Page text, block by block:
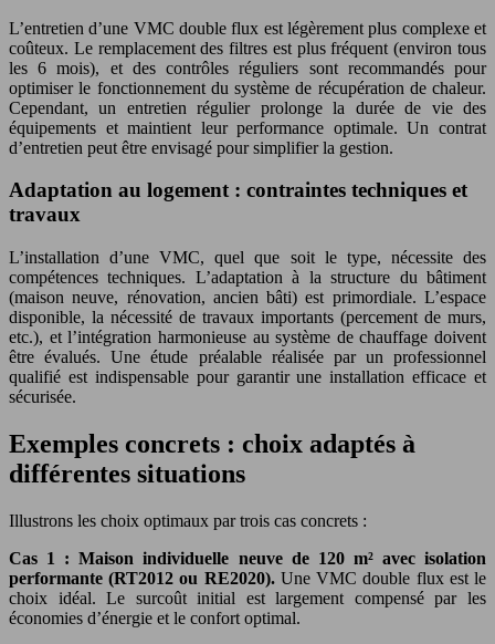
L’entretien d’une VMC double flux est légèrement plus complexe et
coûteux. Le remplacement des filtres est plus fréquent (environ tous
les 6 mois), et des contrôles réguliers sont recommandés pour
optimiser le fonctionnement du système de récupération de chaleur.
Cependant, un entretien régulier prolonge la durée de vie des
équipements et maintient leur performance optimale. Un contrat
d’entretien peut être envisagé pour simplifier la gestion.
Adaptation au logement : contraintes techniques et
travaux
L’installation d’une VMC, quel que soit le type, nécessite des
compétences techniques. L’adaptation à la structure du bâtiment
(maison neuve, rénovation, ancien bâti) est primordiale. L’espace
disponible, la nécessité de travaux importants (percement de murs,
etc.), et l’intégration harmonieuse au système de chauffage doivent
être évalués. Une étude préalable réalisée par un professionnel
qualifié est indispensable pour garantir une installation efficace et
sécurisée.
Exemples concrets : choix adaptés à
différentes situations
Illustrons les choix optimaux par trois cas concrets :
Cas 1 : Maison individuelle neuve de 120 m² avec isolation
performante (RT2012 ou RE2020). Une VMC double flux est le
choix idéal. Le surcoût initial est largement compensé par les
économies d’énergie et le confort optimal.